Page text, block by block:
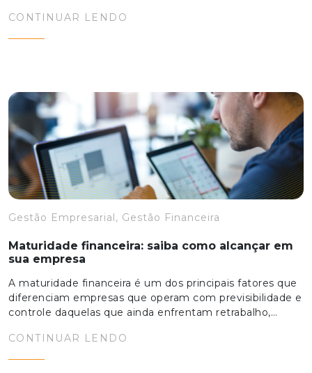
CONTINUAR LENDO
Gestão Empresarial, Gestão Financeira
Maturidade financeira: saiba como alcançar em
sua empresa
A maturidade financeira é um dos principais fatores que
diferenciam empresas que operam com previsibilidade e
controle daquelas que ainda enfrentam retrabalho,…
CONTINUAR LENDO